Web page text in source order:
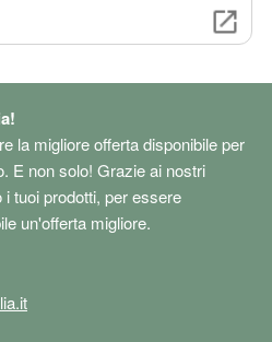
la migliore offerta disponibile per
E non solo! Grazie ai nostri
tuoi prodotti, per essere
un'offerta migliore.